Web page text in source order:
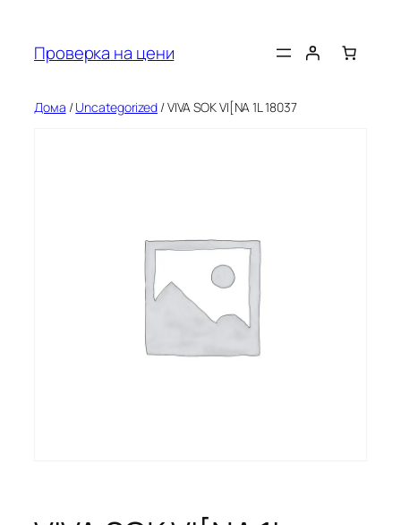
содржината
Проверка на цени
Дома /Uncategorized / VIVA SOK VI[NA 1L 18037